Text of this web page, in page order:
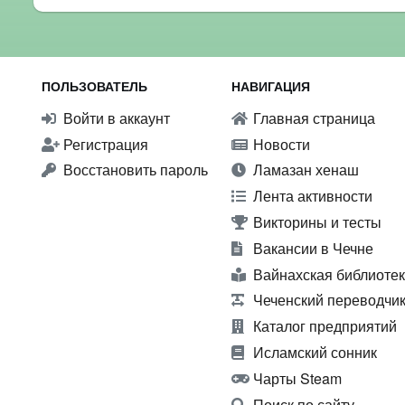
ПОЛЬЗОВАТЕЛЬ
Войти в аккаунт
Регистрация
Восстановить пароль
НАВИГАЦИЯ
Главная страница
Новости
Ламазан хенаш
Лента активности
Викторины и тесты
Вакансии в Чечне
Вайнахская
Чеченский
Каталог предприятий
Исламский сонник
Чарты Steam